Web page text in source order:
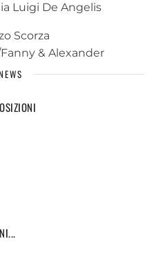
Luigi De Angelis
Scorza
& Alexander